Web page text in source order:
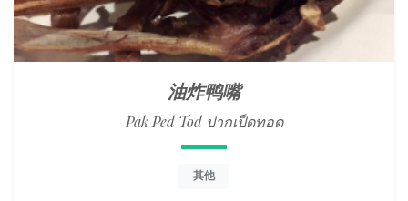
油炸鸭嘴
Pak Ped Tod ปากเป็ดทอด
其他